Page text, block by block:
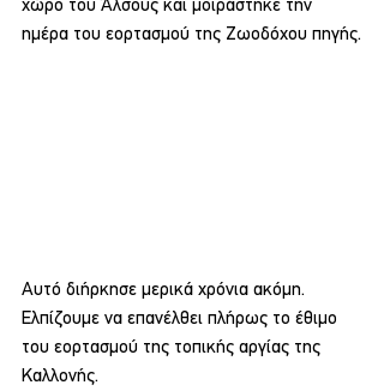
χώρο του Άλσους και μοιράστηκε την
ημέρα του εορτασμού της Ζωοδόχου πηγής.
Αυτό διήρκησε μερικά χρόνια ακόμη.
Ελπίζουμε να επανέλθει πλήρως το έθιμο
του εορτασμού της τοπικής αργίας της
Καλλονής.